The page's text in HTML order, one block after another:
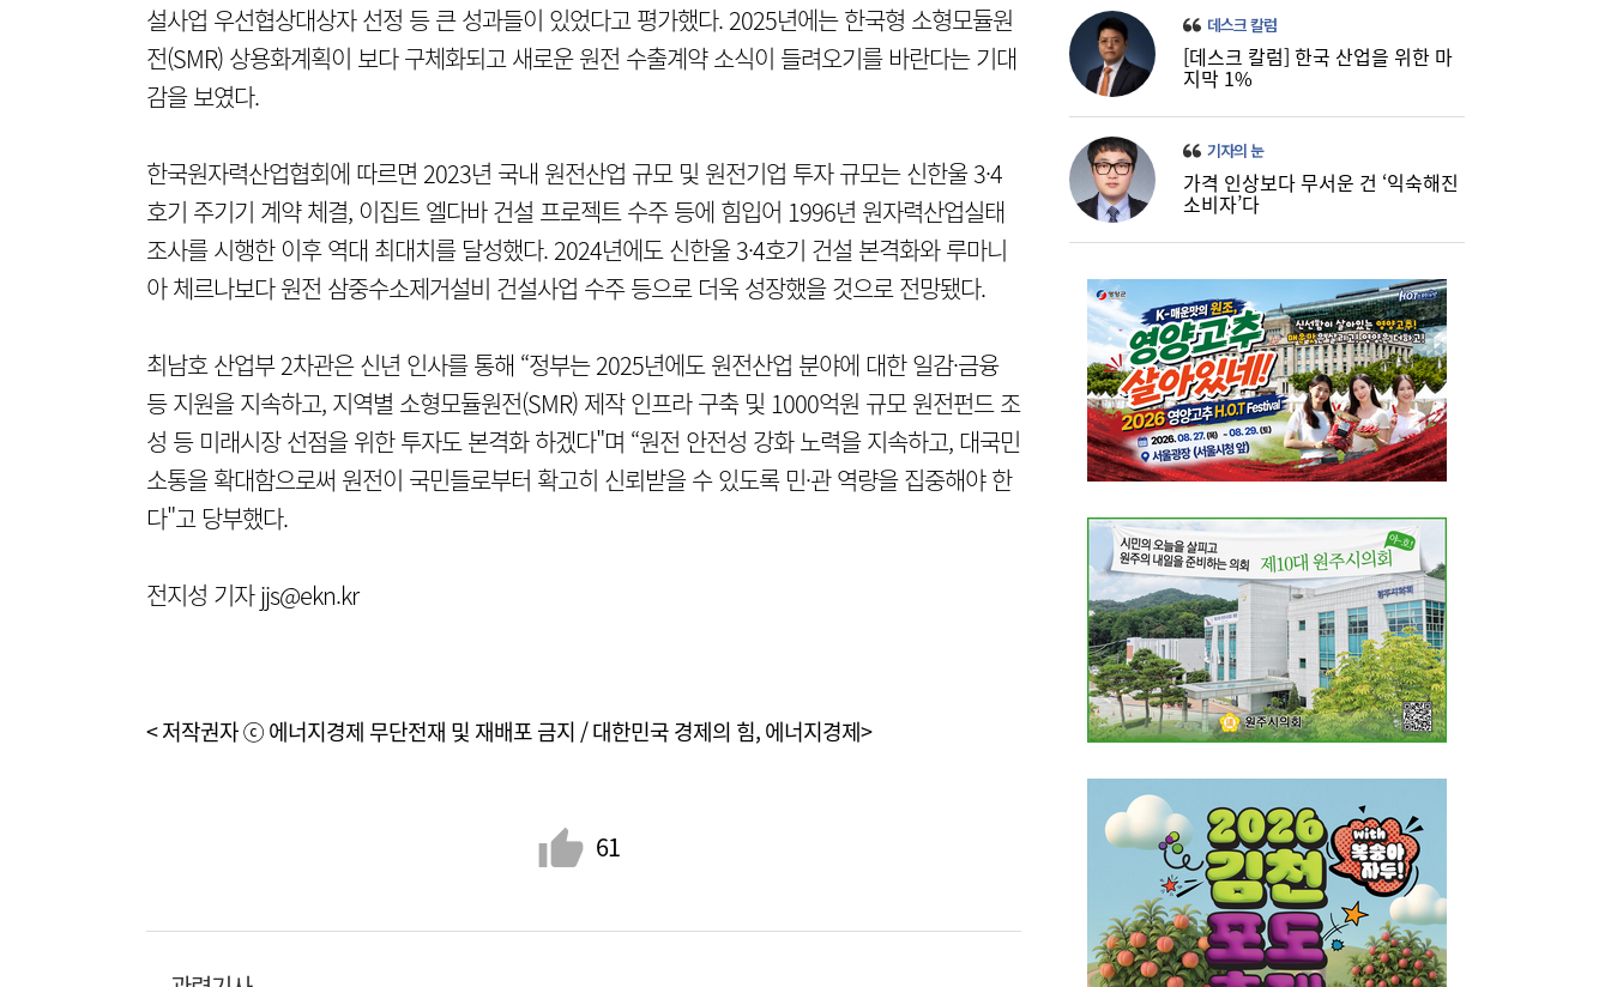
설사업 우선협상대상자 선정 등 큰 성과들이 있었다고 평가했다. 2025년에는 한국형 소형모듈원
전(SMR) 상용화계획이 보다 구체화되고 새로운 원전 수출계약 소식이 들려오기를 바란다는 기대
감을 보였다.
한국원자력산업협회에 따르면 2023년 국내 원전산업 규모 및 원전기업 투자 규모는 신한울 3·4
호기 주기기 계약 체결, 이집트 엘다바 건설 프로젝트 수주 등에 힘입어 1996년 원자력산업실태
조사를 시행한 이후 역대 최대치를 달성했다. 2024년에도 신한울 3·4호기 건설 본격화와 루마니
아 체르나보다 원전 삼중수소제거설비 건설사업 수주 등으로 더욱 성장했을 것으로 전망됐다.
최남호 산업부 2차관은 신년 인사를 통해 “정부는 2025년에도 원전산업 분야에 대한 일감·금융
등 지원을 지속하고, 지역별 소형모듈원전(SMR) 제작 인프라 구축 및 1000억원 규모 원전펀드 조
성 등 미래시장 선점을 위한 투자도 본격화 하겠다"며 “원전 안전성 강화 노력을 지속하고, 대국민
소통을 확대함으로써 원전이 국민들로부터 확고히 신뢰받을 수 있도록 민·관 역량을 집중해야 한
다"고 당부했다.
전지성 기자 jjs@ekn.kr
< 저작권자 ⓒ 에너지경제 무단전재 및 재배포 금지 / 대한민국 경제의 힘, 에너지경제>
61
데스크 칼럼
[데스크 칼럼] 한국 산업을 위한 마
지막 1%
기자의 눈
가격 인상보다 무서운 건 ‘익숙해진
소비자’다